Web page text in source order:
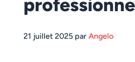
21 juillet 2025 par Angelo